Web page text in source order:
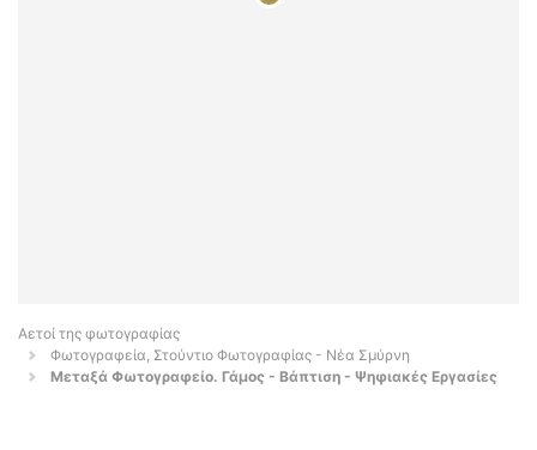
Αετοί της φωτογραφίας
Φωτογραφεία, Στούντιο Φωτογραφίας - Νέα Σμύρνη
Μεταξά Φωτογραφείο. Γάμος - Βάπτιση - Ψηφιακές Εργασίες